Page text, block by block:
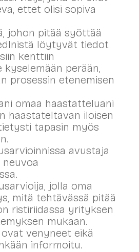
ettet olisi sopiva
johon pitää syöttää
löytyvät tiedot
kenttiin
kyselemään perään,
prosessin etenemisen
omaa haastatteluani
haastateltavan iloisen
tapasin myös
avustaja
jolla oma
mitä tehtävässä pitää
ristiriidassa yrityksen
mukaan.
venyneet eikä
informoitu.